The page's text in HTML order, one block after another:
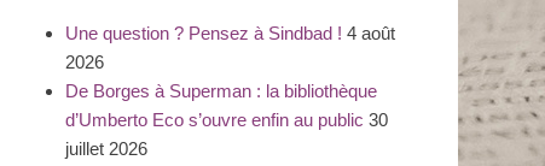
Une question ? Pensez à Sindbad ! 4 août
2026
De Borges à Superman : la bibliothèque
d’Umberto Eco s’ouvre enfin au public 30
juillet 2026